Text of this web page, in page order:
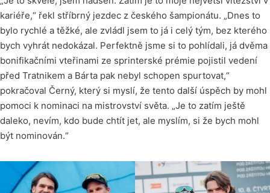
kariéře,“ řekl stříbrný jezdec z českého šampionátu. „Dnes to
bylo rychlé a těžké, ale zvládl jsem to já i celý tým, bez kterého
bych vyhrát nedokázal. Perfektně jsme si to pohlídali, já dvěma
bonifikačními vteřinami ze sprinterské prémie pojistil vedení
před Tratnikem a Bárta pak nebyl schopen spurtovat,“
pokračoval Černý, který si myslí, že tento další úspěch by mohl
pomoci k nominaci na mistrovství světa. „Je to zatím ještě
daleko, nevím, kdo bude chtít jet, ale myslím, si že bych mohl
být nominován.“